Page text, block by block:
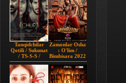
Tanqidchilar
Qotili / Sukunat
/ TS-S-S /
Jimjitlik
Ortidagi Sir /
Chup 2022 HD
Hind kino
Zamonlar Osha
: O'lim /
Bimbisara 2022
Hind kino
Uzbek tilida